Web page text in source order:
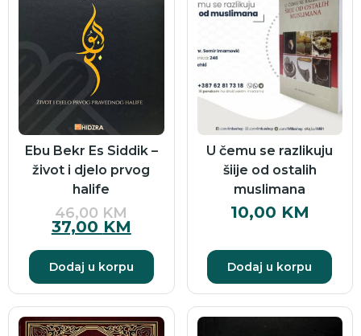
Ebu Bekr Es Siddik –
život i djelo prvog
halife
46,00 KM
37,00 KM
Dodaj u korpu
U čemu se razlikuju
šiije od ostalih
muslimana
10,00 KM
Dodaj u korpu